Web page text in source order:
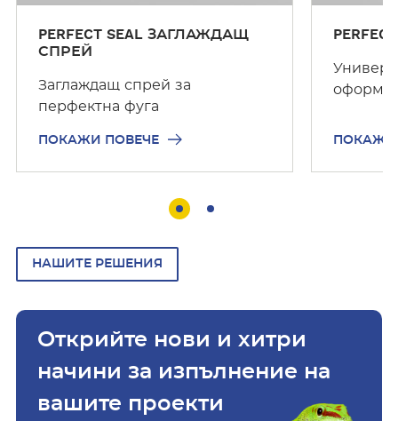
PERFECT SEAL ЗАГЛАЖДАЩ
СПРЕЙ
Заглаждащ спрей за
перфектна фуга
ПОКАЖИ ПОВЕЧЕ ПОКАЖИ
НАШИТЕ РЕШЕНИЯ
Открийте нови и хитри
начини за изпълнение на
вашите проекти